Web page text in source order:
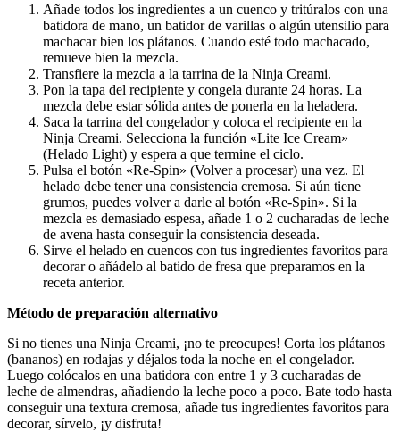
Añade todos los ingredientes a un cuenco y tritúralos con una
batidora de mano, un batidor de varillas o algún utensilio para
machacar bien los plátanos. Cuando esté todo machacado,
remueve bien la mezcla.
Transfiere la mezcla a la tarrina de la Ninja Creami.
Pon la tapa del recipiente y congela durante 24 horas. La
mezcla debe estar sólida antes de ponerla en la heladera.
Saca la tarrina del congelador y coloca el recipiente en la
Ninja Creami. Selecciona la función «Lite Ice Cream»
(Helado Light) y espera a que termine el ciclo.
Pulsa el botón «Re-Spin» (Volver a procesar) una vez. El
helado debe tener una consistencia cremosa. Si aún tiene
grumos, puedes volver a darle al botón «Re-Spin». Si la
mezcla es demasiado espesa, añade 1 o 2 cucharadas de leche
de avena hasta conseguir la consistencia deseada.
Sirve el helado en cuencos con tus ingredientes favoritos para
decorar o añádelo al batido de fresa que preparamos en la
receta anterior.
Método de preparación alternativo
Si no tienes una Ninja Creami, ¡no te preocupes! Corta los plátanos
(bananos) en rodajas y déjalos toda la noche en el congelador.
Luego colócalos en una batidora con entre 1 y 3 cucharadas de
leche de almendras, añadiendo la leche poco a poco. Bate todo hasta
conseguir una textura cremosa, añade tus ingredientes favoritos para
decorar, sírvelo, ¡y disfruta!